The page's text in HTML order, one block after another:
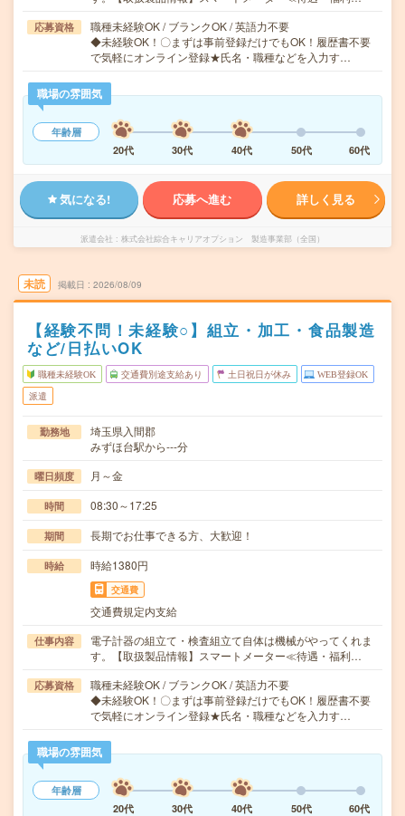
応募資格
職種未経験OK / ブランクOK / 英語力不要
◆未経験OK！〇まずは事前登録だけでもOK！履歴書不要
で気軽にオンライン登録★氏名・職種などを入力す…
職場の雰囲気
年齢層
20代
30代 40代 50代 60代
気になる! 応募へ進む 詳しく見る
派遣会社 株式会社綜合キャリアオプション 製造事業部（全国）
未読 掲載日 2026/08/09
【経験不問！未経験○】組立・加工・食品製造
など/日払いOK
職種未経験OK 交通費別途支給あり 土日祝日が休み WEB登録OK
派遣
勤務地
埼玉県入間郡
みずほ台駅から---分
曜日頻度 月～金
時間 08:30～17:25
期間 長期でお仕事できる方、大歓迎！
時給 時給1380円
交通費
交通費規定内支給
仕事内容
電子計器の組立て・検査組立て自体は機械がやってくれま
す。【取扱製品情報】スマートメーター≪待遇・福利…
応募資格
職種未経験OK / ブランクOK / 英語力不要
◆未経験OK！〇まずは事前登録だけでもOK！履歴書不要
で気軽にオンライン登録★氏名・職種などを入力す…
職場の雰囲気
年齢層
20代
30代 40代 50代 60代